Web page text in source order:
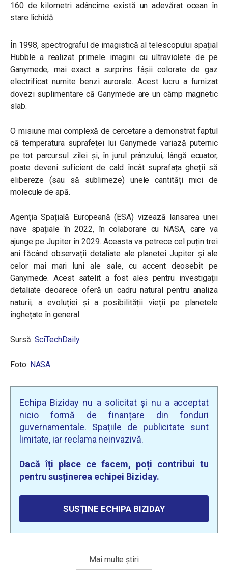
160 de kilometri adâncime există un adevărat ocean în
stare lichidă.
În 1998, spectrograful de imagistică al telescopului spațial
Hubble a realizat primele imagini cu ultraviolete de pe
Ganymede, mai exact a surprins fâșii colorate de gaz
electrificat numite benzi aurorale. Acest lucru a furnizat
dovezi suplimentare că Ganymede are un câmp magnetic
slab.
O misiune mai complexă de cercetare a demonstrat faptul
că temperatura suprafeței lui Ganymede variază puternic
pe tot parcursul zilei și, în jurul prânzului, lângă ecuator,
poate deveni suficient de cald încât suprafața gheții să
elibereze (sau să sublimeze) unele cantități mici de
molecule de apă.
Agenția Spațială Europeană (ESA) vizează lansarea unei
nave spațiale în 2022, în colaborare cu NASA, care va
ajunge pe Jupiter în 2029. Aceasta va petrece cel puțin trei
ani făcând observații detaliate ale planetei Jupiter și ale
celor mai mari luni ale sale, cu accent deosebit pe
Ganymede. Acest satelit a fost ales pentru investigații
detaliate deoarece oferă un cadru natural pentru analiza
naturii, a evoluției și a posibilității vieții pe planetele
înghețate în general.
Sursă: SciTechDaily
Foto: NASA
Echipa Biziday nu a solicitat și nu a acceptat
nicio formă de finanțare din fonduri
guvernamentale. Spațiile de publicitate sunt
limitate, iar reclama neinvazivă.
Dacă îți place ce facem, poți contribui tu
pentru susținerea echipei Biziday.
SUSȚINE ECHIPA BIZIDAY
Mai multe știri